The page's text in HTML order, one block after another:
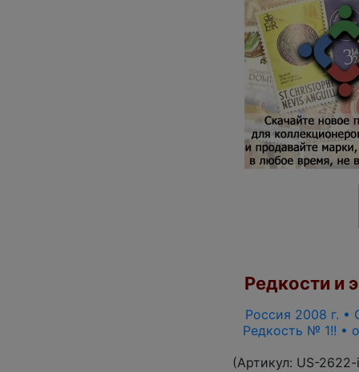
Редкости и
Россия 2008 г. •
Редкость № 1!! •
(Артикул: US-